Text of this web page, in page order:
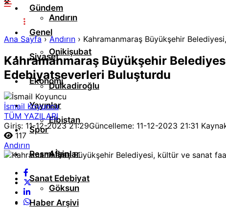
Andırın
Onikişubat
Dulkadiroğlu
Elbistan
Afşin
Göksun
Gündem
Genel
Siyaset
Ekonomi
Yayınlar
Spor
Resmi İlanlar
Sanat Edebiyat
Haber Arşivi
Ana Sayfa›Andırın › Kahramanmaraş Büyükşehir
Kahramanmaraş Büyükşehir
Edebiyatseverleri Buluşturdu
İsmail Koyuncu
TÜM YAZILARI
Giriş: 11-12-2023 21:29Güncelleme: 11-12-2023 21:31
117
Andırın